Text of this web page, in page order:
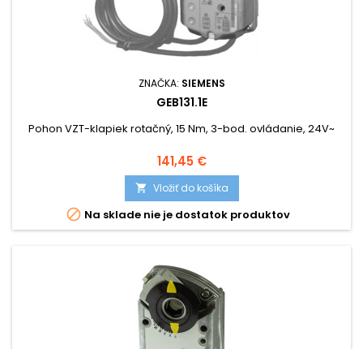
ZNAČKA: SIEMENS
GEB131.1E
Pohon VZT-klapiek rotačný, 15 Nm, 3-bod. ovládanie, 24V~
Cena
141,45 €
 Vložiť do košíka
 Na sklade nie je dostatok produktov